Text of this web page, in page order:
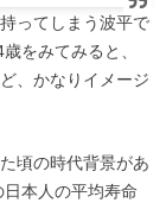
ってしまう波平で
をみてみると、
、かなりイメージ
頃の時代背景があ
本人の平均寿命